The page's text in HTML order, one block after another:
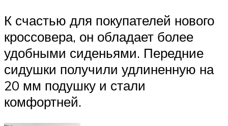
К счастью для покупателей нового
кроссовера, он обладает более
удобными сиденьями. Передние
сидушки получили удлиненную на
20 мм подушку и стали
комфортней.